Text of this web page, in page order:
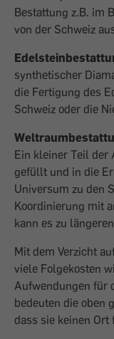
Bestattung z.B. im
von der Schweiz
synthetischer
die Fertigung des
Schweiz oder die
Ein kleiner Teil der
gefüllt und in die
Universum zu den
Koordinierung mit
kann es zu
Mit dem Verzicht
viele Folgekosten
Aufwendungen für
bedeuten die oben
dass sie keinen